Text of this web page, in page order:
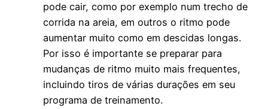
pode cair, como por exemplo num trecho de
corrida na areia, em outros o ritmo pode
aumentar muito como em descidas longas.
Por isso é importante se preparar para
mudanças de ritmo muito mais frequentes,
incluindo tiros de várias durações em seu
programa de treinamento.